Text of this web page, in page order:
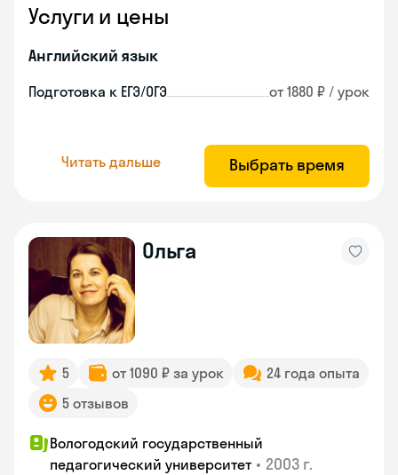
Услуги и цены
Английский язык
Подготовка к ЕГЭ/ОГЭ от 1880 ₽ / урок
Читать дальше Выбрать время
Ольга
5 от 1090 ₽ за урок
24 года опыта
5 отзывов
Вологодский государственный
педагогический университет • 2003 г.